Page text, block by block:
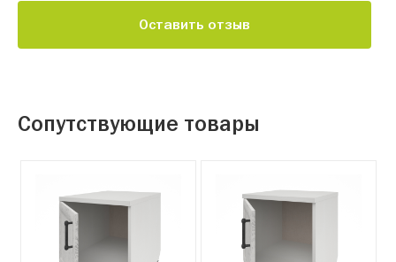
Оставить отзыв
Сопутствующие товары